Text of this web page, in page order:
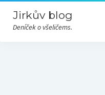
Jirkův blog
Deníček o všeličems.